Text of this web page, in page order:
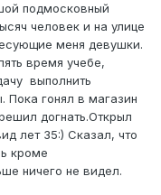
подмосковный
человек и на улице
меня девушки.
время учебе,
выполнить
Пока гонял в магазин
догнать.Открыл
лет 35:) Сказал, что
кроме
ничего не видел.